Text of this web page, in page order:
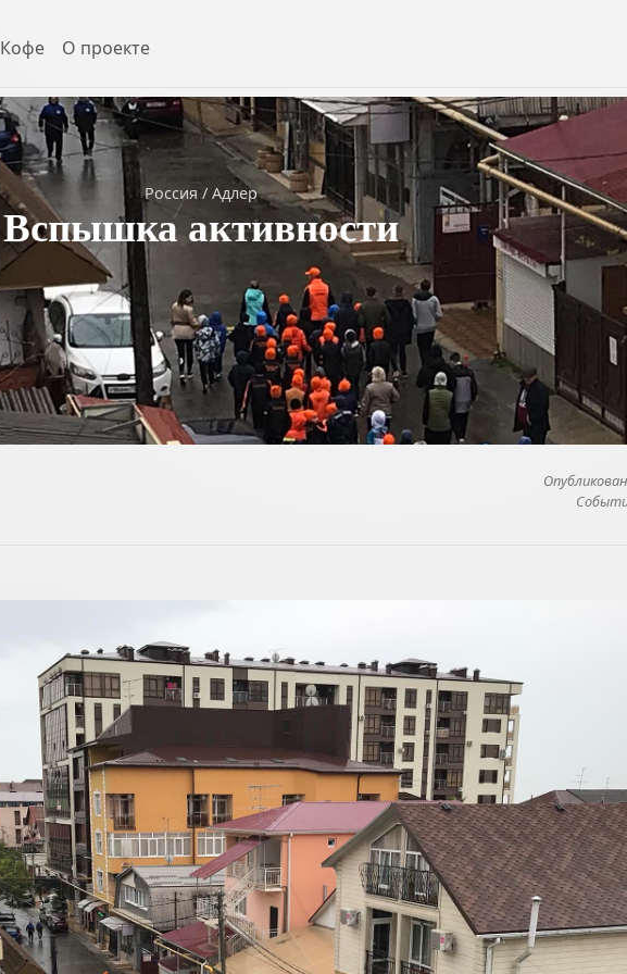
Кофе О проекте
Россия / Адлер
Вспышка активности